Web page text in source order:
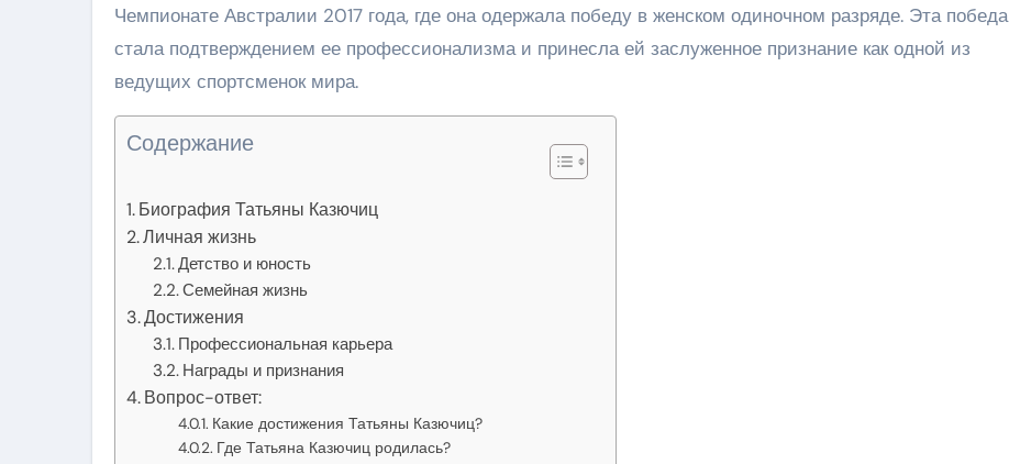
Чемпионате Австралии 2017 года, где она одержала победу в женском одиночном разряде. Эта победа
стала подтверждением ее профессионализма и принесла ей заслуженное признание как одной из
ведущих спортсменок мира.
Содержание
Биография Татьяны Казючиц
Личная жизнь
Детство и юность
Семейная жизнь
Достижения
Профессиональная карьера
Награды и признания
Вопрос-ответ:
Какие достижения Татьяны Казючиц?
Где Татьяна Казючиц родилась?